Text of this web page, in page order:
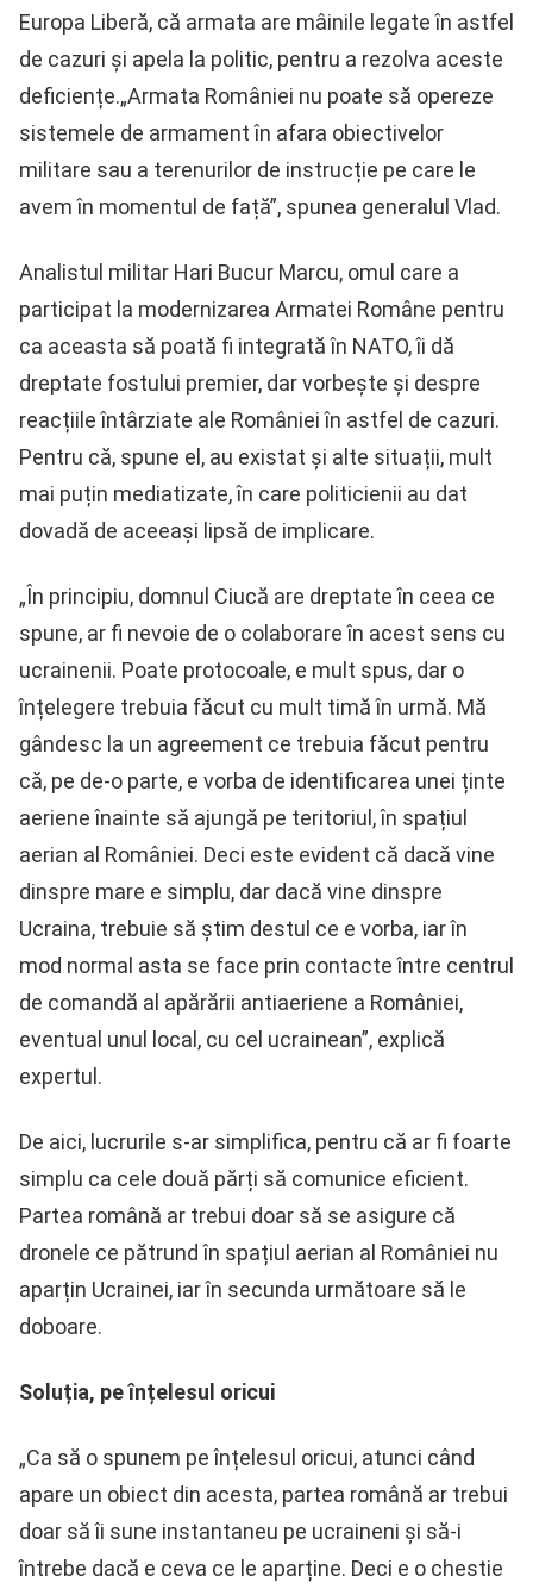
Europa Liberă, că armata are mâinile legate în astfel
de cazuri și apela la politic, pentru a rezolva aceste
deficiențe.„Armata României nu poate să opereze
sistemele de armament în afara obiectivelor
militare sau a terenurilor de instrucție pe care le
avem în momentul de față”, spunea generalul Vlad.
Analistul militar Hari Bucur Marcu, omul care a
participat la modernizarea Armatei Române pentru
ca aceasta să poată fi integrată în NATO, îi dă
dreptate fostului premier, dar vorbește și despre
reacțiile întârziate ale României în astfel de cazuri.
Pentru că, spune el, au existat și alte situații, mult
mai puțin mediatizate, în care politicienii au dat
dovadă de aceeași lipsă de implicare.
„În principiu, domnul Ciucă are dreptate în ceea ce
spune, ar fi nevoie de o colaborare în acest sens cu
ucrainenii. Poate protocoale, e mult spus, dar o
înțelegere trebuia făcut cu mult timă în urmă. Mă
gândesc la un agreement ce trebuia făcut pentru
că, pe de-o parte, e vorba de identificarea unei ținte
aeriene înainte să ajungă pe teritoriul, în spațiul
aerian al României. Deci este evident că dacă vine
dinspre mare e simplu, dar dacă vine dinspre
Ucraina, trebuie să știm destul ce e vorba, iar în
mod normal asta se face prin contacte între centrul
de comandă al apărării antiaeriene a României,
eventual unul local, cu cel ucrainean”, explică
expertul.
De aici, lucrurile s-ar simplifica, pentru că ar fi foarte
simplu ca cele două părți să comunice eficient.
Partea română ar trebui doar să se asigure că
dronele ce pătrund în spațiul aerian al României nu
aparțin Ucrainei, iar în secunda următoare să le
doboare.
Soluția, pe înțelesul oricui
„Ca să o spunem pe înțelesul oricui, atunci când
apare un obiect din acesta, partea română ar trebui
doar să îi sune instantaneu pe ucraineni și să-i
întrebe dacă e ceva ce le aparține. Deci e o chestie